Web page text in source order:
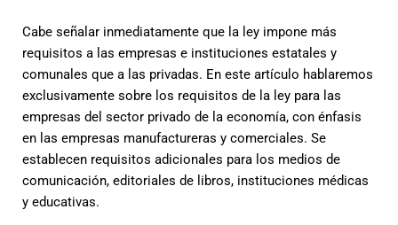
Cabe señalar inmediatamente que la ley impone más
requisitos a las empresas e instituciones estatales y
comunales que a las privadas. En este artículo hablaremos
exclusivamente sobre los requisitos de la ley para las
empresas del sector privado de la economía, con énfasis
en las empresas manufactureras y comerciales. Se
establecen requisitos adicionales para los medios de
comunicación, editoriales de libros, instituciones médicas
y educativas.